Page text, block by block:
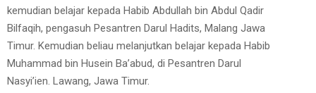
kemudian belajar kepada Habib Abdullah bin Abdul Qadir
Bilfaqih, pengasuh Pesantren Darul Hadits, Malang Jawa
Timur. Kemudian beliau melanjutkan belajar kepada Habib
Muhammad bin Husein Ba’abud, di Pesantren Darul
Nasyi’ien. Lawang, Jawa Timur.